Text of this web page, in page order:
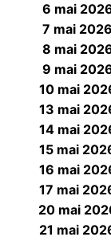
6 mai
7 mai 2026
8 mai
9 mai
10 mai
13 mai
14 mai
15 mai
16 mai
17 mai
20 mai
21 mai